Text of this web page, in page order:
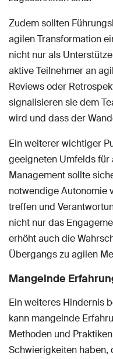
Zudem sollten
agilen Transformation
nicht nur als
aktive Teilnehmer an
Reviews oder
signalisieren sie dem
wird und dass der
Ein weiterer wichtiger
geeigneten Umfelds für
Management sollte
notwendige Autonomie
treffen und
nicht nur das
erhöht auch die
Übergangs zu agilen
Mangelnde
Ein weiteres Hindernis
kann mangelnde
Methoden und
Schwierigkeiten haben,